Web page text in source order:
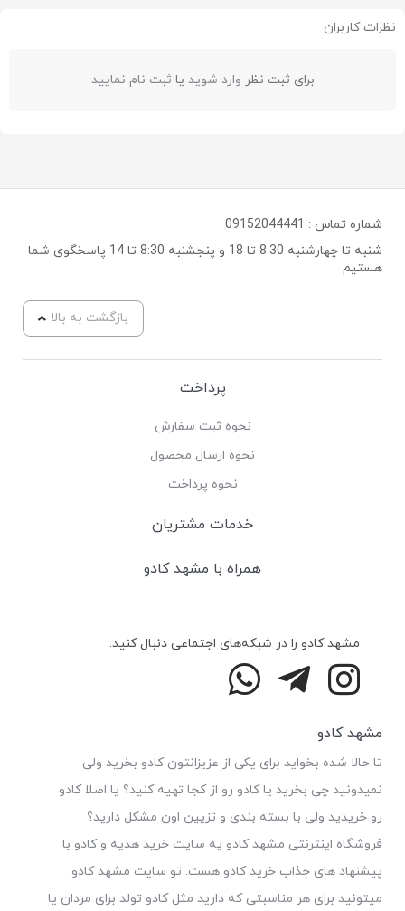
نظرات کاربران
برای ثبت نظر وارد شوید یا ثبت نام نمایید
شماره تماس : 09152044441
شنبه تا چهارشنبه 8:30 تا 18 و پنجشنبه 8:30 تا 14 پاسخگوی شما
هستیم
بازگشت به بالا
پرداخت
نحوه ثبت سفارش
نحوه ارسال محصول
نحوه پرداخت
خدمات مشتریان
همراه با مشهد کادو
مشهد کادو را در شبکه‌های اجتماعی دنبال کنید:
مشهد کادو
تا حالا شده بخواید برای یکی از عزیزانتون کادو بخرید ولی
نمیدونید چی بخرید یا کادو رو از کجا تهیه کنید؟ یا اصلا کادو
رو خریدید ولی با بسته بندی و تزیین اون مشکل دارید؟
فروشگاه اینترنتی مشهد کادو یه سایت خرید هدیه و کادو با
پیشنهاد های جذاب خرید کادو هست. تو سایت مشهد کادو
میتونید برای هر مناسبتی که دارید مثل کادو تولد برای مردان یا